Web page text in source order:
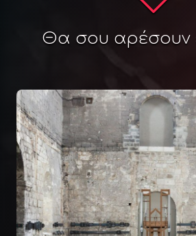
Θα σου αρέσουν